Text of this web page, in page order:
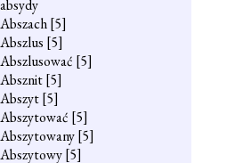
absydy
Abszach[5]
Abszlus [5]
Abszlusować [5]
Absznit[5]
Abszyt[5]
Abszytować [5]
Abszytowany[5]
Abszytowy[5]